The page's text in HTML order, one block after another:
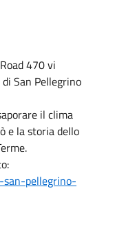
470 vi
San Pellegrino
il clima
e la storia dello
pellegrino-